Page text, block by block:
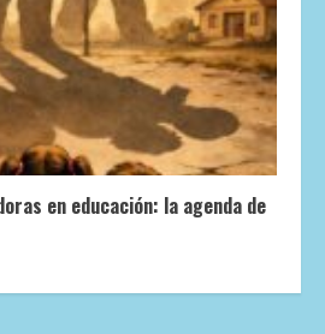
en educación: la agenda de